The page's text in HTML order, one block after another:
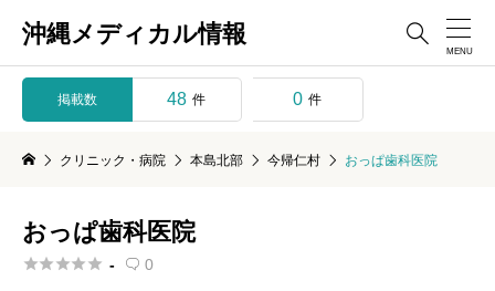
沖縄メディカル情報 
掲載数 48 件 0 件
クリニック・病院 本島北部 今帰仁村 おっぱ歯科医院
おっぱ歯科医院
 -  0